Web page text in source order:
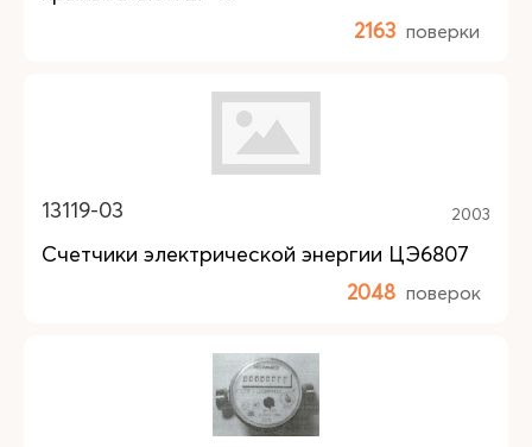
2163 поверки
13119-03 2003
Счетчики электрической энергии ЦЭ6807
2048 поверок